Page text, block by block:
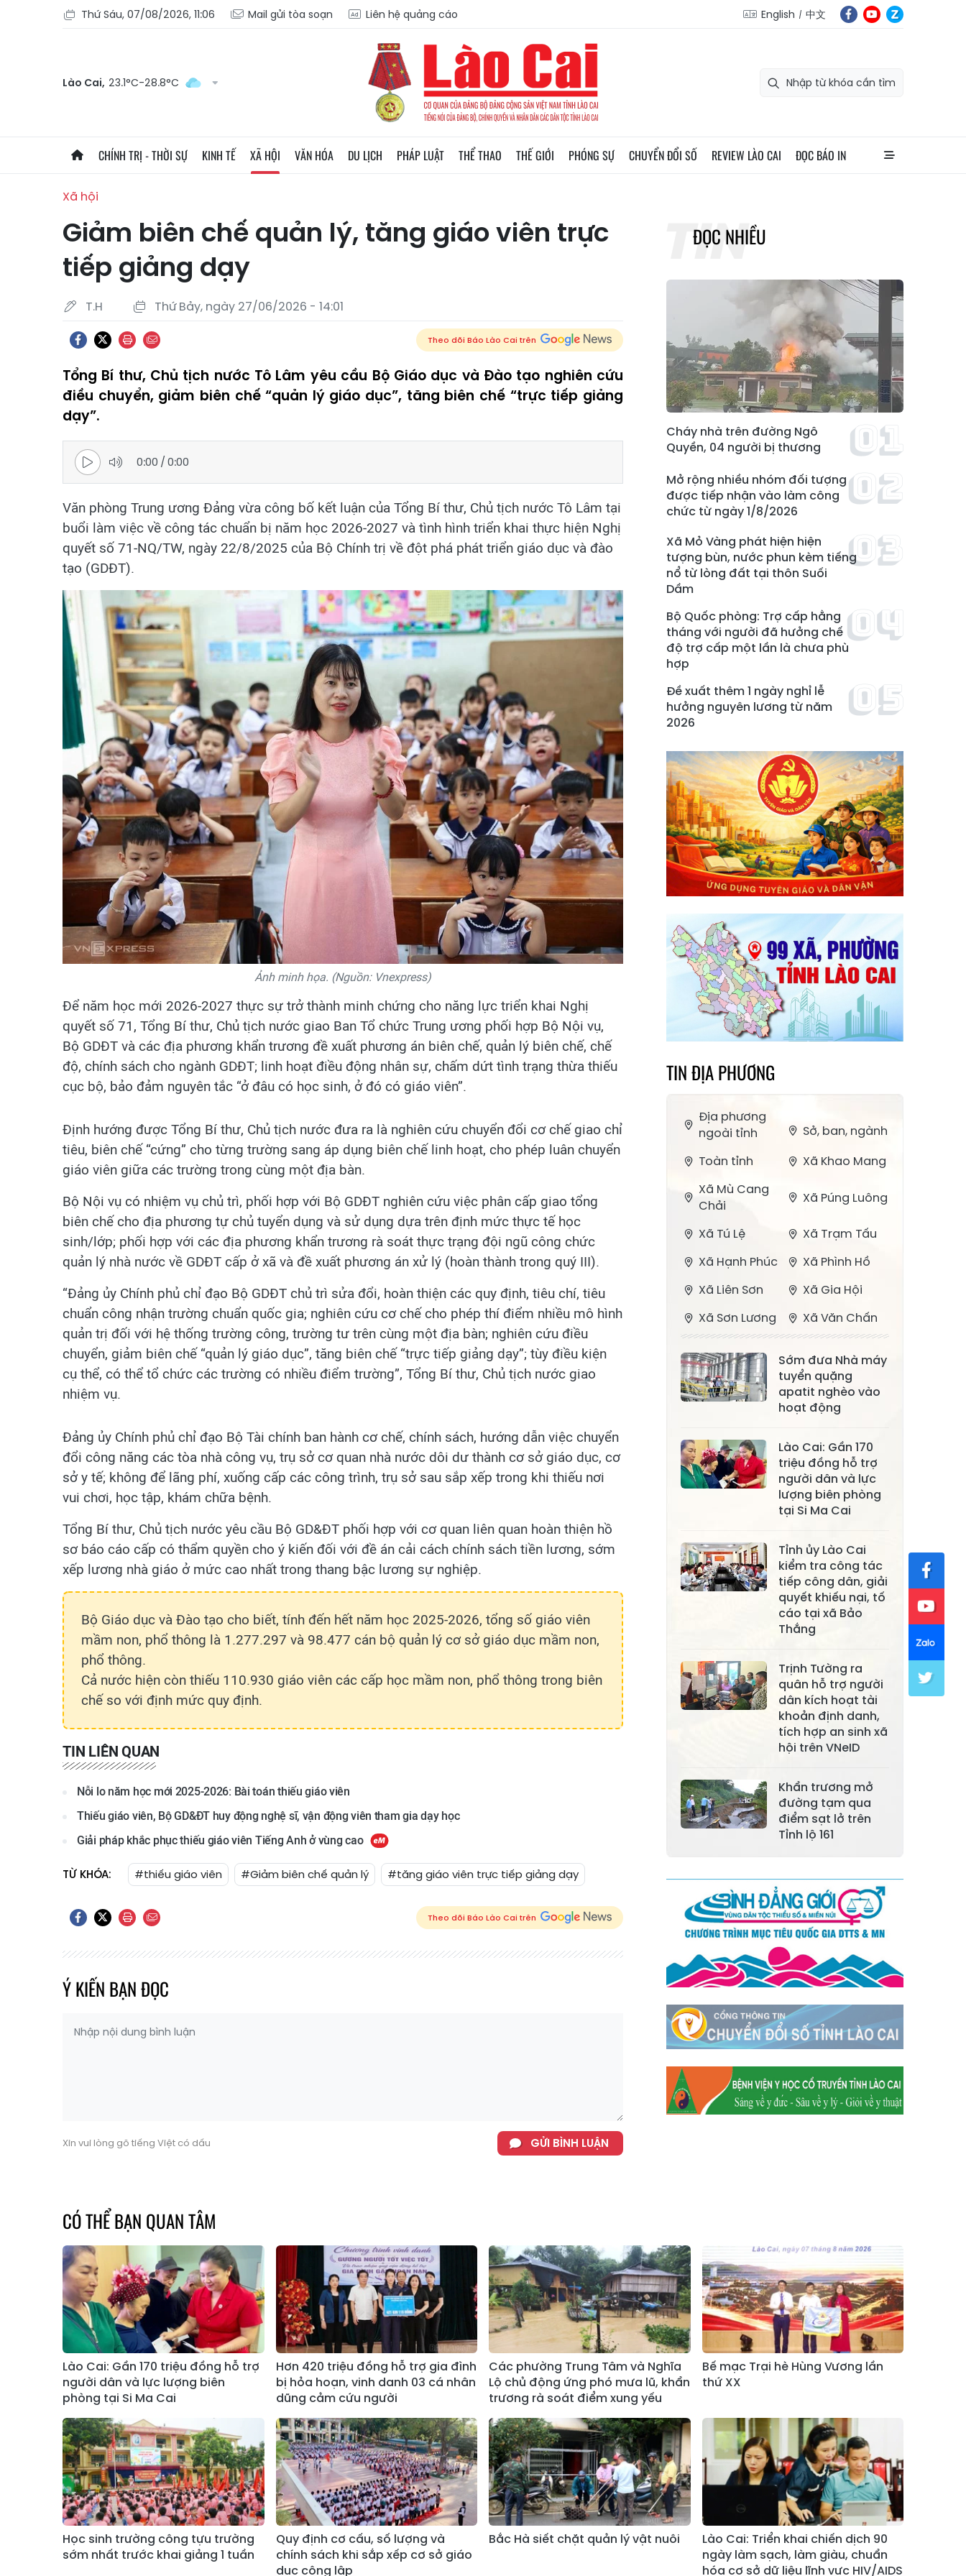
Thứ Sáu, 07/08/2026, 11:06 Mail gửi tòa soạn Liên hệ quảng cáo English 中文
Lào Cai, 23.1°C-28.8°C
CHÍNH TRỊ - THỜI SỰ KINH TẾ XÃ HỘI VĂN HÓA DU LỊCH PHÁP LUẬT THỂ THAO THẾ GIỚI PHÓNG SỰ CHUYỂN ĐỔI SỐ REVIEW LÀO CAI ĐỌC BÁO IN
Xã hội
Giảm biên chế quản lý, tăng giáo viên trực
tiếp giảng dạy
T.H Thứ Bảy, ngày 27/06/2026 - 14:01
Theo dõi Báo Lào Cai trên
Tổng Bí thư, Chủ tịch nước Tô Lâm yêu cầu Bộ Giáo dục và Đào tạo nghiên cứu
điều chuyển, giảm biên chế “quản lý giáo dục”, tăng biên chế “trực tiếp giảng
dạy”.
0:00 /0:00
Văn phòng Trung ương Đảng vừa công bố kết luận của Tổng Bí thư, Chủ tịch nước Tô Lâm tại
buổi làm việc về công tác chuẩn bị năm học 2026-2027 và tình hình triển khai thực hiện Nghị
quyết số 71-NQ/TW, ngày 22/8/2025 của Bộ Chính trị về đột phá phát triển giáo dục và đào
tạo (GDĐT).
Ảnh minh họa. (Nguồn: Vnexpress)
Để năm học mới 2026-2027 thực sự trở thành minh chứng cho năng lực triển khai Nghị
quyết số 71, Tổng Bí thư, Chủ tịch nước giao Ban Tổ chức Trung ương phối hợp Bộ Nội vụ,
Bộ GDĐT và các địa phương khẩn trương đề xuất phương án biên chế, quản lý biên chế, chế
độ, chính sách cho ngành GDĐT; linh hoạt điều động nhân sự, chấm dứt tình trạng thừa thiếu
cục bộ, bảo đảm nguyên tắc “ở đâu có học sinh, ở đó có giáo viên”.
Định hướng được Tổng Bí thư, Chủ tịch nước đưa ra là nghiên cứu chuyển đổi cơ chế giao chỉ
tiêu, biên chế “cứng” cho từng trường sang áp dụng biên chế linh hoạt, cho phép luân chuyển
giáo viên giữa các trường trong cùng một địa bàn.
Bộ Nội vụ có nhiệm vụ chủ trì, phối hợp với Bộ GDĐT nghiên cứu việc phân cấp giao tổng
biên chế cho địa phương tự chủ tuyển dụng và sử dụng dựa trên định mức thực tế học
sinh/lớp; phối hợp với các địa phương khẩn trương rà soát thực trạng đội ngũ công chức
quản lý nhà nước về GDĐT cấp ở xã và đề xuất phương án xử lý (hoàn thành trong quý III).
“Đảng ủy Chính phủ chỉ đạo Bộ GDĐT chủ trì sửa đổi, hoàn thiện các quy định, tiêu chí, tiêu
chuẩn công nhận trường chuẩn quốc gia; nghiên cứu cơ chế cho phép thí điểm nhiều mô hình
quản trị đối với hệ thống trường công, trường tư trên cùng một địa bàn; nghiên cứu điều
chuyển, giảm biên chế “quản lý giáo dục”, tăng biên chế “trực tiếp giảng dạy”; tùy điều kiện
cụ thể, có thể tổ chức các trường có nhiều điểm trường”, Tổng Bí thư, Chủ tịch nước giao
nhiệm vụ.
Đảng ủy Chính phủ chỉ đạo Bộ Tài chính ban hành cơ chế, chính sách, hướng dẫn việc chuyển
đổi công năng các tòa nhà công vụ, trụ sở cơ quan nhà nước dôi dư thành cơ sở giáo dục, cơ
sở y tế; không để lãng phí, xuống cấp các công trình, trụ sở sau sắp xếp trong khi thiếu nơi
vui chơi, học tập, khám chữa bệnh.
Tổng Bí thư, Chủ tịch nước yêu cầu Bộ GD&ĐT phối hợp với cơ quan liên quan hoàn thiện hồ
sơ báo cáo cấp có thẩm quyền cho ý kiến đối với đề án cải cách chính sách tiền lương, sớm
xếp lương nhà giáo ở mức cao nhất trong thang bậc lương sự nghiệp.
Bộ Giáo dục và Đào tạo cho biết, tính đến hết năm học 2025-2026, tổng số giáo viên
mầm non, phổ thông là 1.277.297 và 98.477 cán bộ quản lý cơ sở giáo dục mầm non,
phổ thông.
Cả nước hiện còn thiếu 110.930 giáo viên các cấp học mầm non, phổ thông trong biên
chế so với định mức quy định.
TIN LIÊN QUAN
Nỗi lo năm học mới 2025-2026: Bài toán thiếu giáo viên
Thiếu giáo viên, Bộ GD&ĐT huy động nghệ sĩ, vận động viên tham gia dạy học
Giải pháp khắc phục thiếu giáo viên Tiếng Anh ở vùng cao
TỪ KHÓA: #thiếu giáo viên #Giảm biên chế quản lý #tăng giáo viên trực tiếp giảng dạy
Theo dõi Báo Lào Cai trên
Ý KIẾN BẠN ĐỌC
Xin vui lòng gõ tiếng Việt có dấu GỬI BÌNH LUẬN
ĐỌC NHIỀU
Cháy nhà trên đường Ngô
Quyền, 04 người bị thương
Mở rộng nhiều nhóm đối tượng
được tiếp nhận vào làm công
chức từ ngày 1/8/2026
Xã Mỏ Vàng phát hiện hiện
tượng bùn, nước phun kèm tiếng
nổ từ lòng đất tại thôn Suối
Dầm
Bộ Quốc phòng: Trợ cấp hằng
tháng với người đã hưởng chế
độ trợ cấp một lần là chưa phù
hợp
Đề xuất thêm 1 ngày nghỉ lễ
hưởng nguyên lương từ năm
2026
TIN ĐỊA PHƯƠNG
Địa phương
ngoài tỉnh
Sở, ban, ngành
Toàn tỉnh
Xã Khao Mang
Xã Mù Cang
Chải
Xã Púng Luông
Xã Tú Lệ
Xã Trạm Tấu
Xã Hạnh Phúc
Xã Phình Hồ
Xã Liên Sơn
Xã Gia Hội
Xã Sơn Lương
Xã Văn Chấn
Bằng La
Xã Chấn Thịnh
Xã Nghĩa Tâm
Xã Phong Dụ
Hạ
Xã Đông
Cuông
Xã Tân Hợp
Xã Xuân Ái
Xã Mỏ Vàng
Thượng
Xã Lục Yên
Xã Tân Lĩnh
Xã Phúc Lợi
Xã Cảm Nhân
Xã Yên Thành
Xã Thác Bà
Xã Yên Bình
Xã Bảo Ái
Xã Hưng
Khánh
Thịnh
Xã Quy Mông
Xã Cốc San
Xã Hợp Thành
Xã Phong Hải
Quang
Xã Tằng Loỏng
Xã Gia Phú
Xã Mường
Hum
Xã Y Tý
Xã A Mú Sung
Xã Trịnh Tường
Xã Nậm Chày
Xã Bản Xèo
Xã Bát Xát
Xã Võ Lao
Xã Khánh Yên
Xã Văn Bàn
Xã Dương Quỳ
Xã Bản Hồ
Xã Tả Phìn
Xã Cốc Lầu
Xã Bảo Nhai
Xã Bản Liền
Xã Bắc Hà
Xã Tả Củ Tỷ
Xã Lùng Phình
Xã Pha Long
Khương
Xã Cao Sơn
Xã Si Ma Cai
Xã Sín Chéng
Xã Nậm Xé
Xã Ngũ Chỉ
Sơn
Xã Chế Tạo
Xã Lao Chải
Xã Nậm Có
Sớm đưa Nhà máy
tuyển quặng
apatit nghèo vào
hoạt động
Lào Cai: Gần 170
triệu đồng hỗ trợ
người dân và lực
lượng biên phòng
tại Si Ma Cai
Tỉnh ủy Lào Cai
kiểm tra công tác
tiếp công dân, giải
quyết khiếu nại, tố
cáo tại xã Bảo
Thắng
Trịnh Tường ra
quân hỗ trợ người
dân kích hoạt tài
khoản định danh,
tích hợp an sinh xã
hội trên VNeID
Khẩn trương mở
đường tạm qua
điểm sạt lở trên
Tỉnh lộ 161
CÓ THỂ BẠN QUAN TÂM
Lào Cai: Gần 170 triệu đồng hỗ trợ
người dân và lực lượng biên
phòng tại Si Ma Cai
Hơn 420 triệu đồng hỗ trợ gia đình
bị hỏa hoạn, vinh danh 03 cá nhân
dũng cảm cứu người
Các phường Trung Tâm và Nghĩa
Lộ chủ động ứng phó mưa lũ, khẩn
trương rà soát điểm xung yếu
Bế mạc Trại hè Hùng Vương lần
thứ XX
Học sinh trường công tựu trường
sớm nhất trước khai giảng 1 tuần
Quy định cơ cấu, số lượng và
chính sách khi sắp xếp cơ sở giáo
dục công lập
Bắc Hà siết chặt quản lý vật nuôi
Lào Cai: Triển khai chiến dịch 90
ngày làm sạch, làm giàu, chuẩn
hóa cơ sở dữ liệu lĩnh vực HIV/AIDS